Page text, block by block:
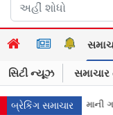
સિટી ન્યૂઝ સમાચાર
બ્રેકિંગ સમાચાર
માની ગયા મરદ